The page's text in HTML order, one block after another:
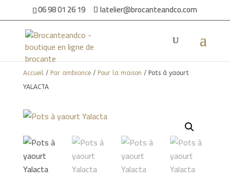
06 98 01 26 19 latelier@brocanteandco.com
Accueil/ Par ambiance/ Pour la maison / Pots à yaourt
YALACTA